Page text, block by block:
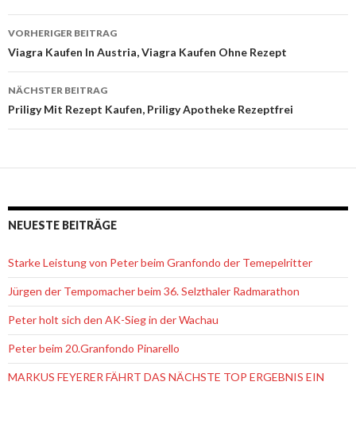
Beitrags-
Navigation
VORHERIGER BEITRAG
Viagra Kaufen In Austria, Viagra Kaufen Ohne Rezept
NÄCHSTER BEITRAG
Priligy Mit Rezept Kaufen, Priligy Apotheke Rezeptfrei
NEUESTE BEITRÄGE
Starke Leistung von Peter beim Granfondo der Temepelritter
Jürgen der Tempomacher beim 36. Selzthaler Radmarathon
Peter holt sich den AK-Sieg in der Wachau
Peter beim 20.Granfondo Pinarello
MARKUS FEYERER FÄHRT DAS NÄCHSTE TOP ERGEBNIS EIN